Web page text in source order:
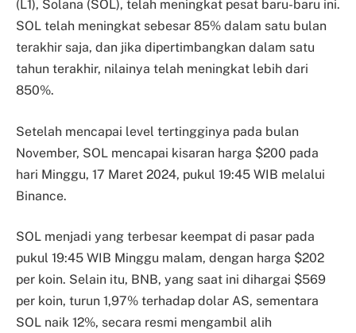
(L1), Solana (SOL), telah meningkat pesat baru-baru ini.
SOL telah meningkat sebesar 85% dalam satu bulan
terakhir saja, dan jika dipertimbangkan dalam satu
tahun terakhir, nilainya telah meningkat lebih dari
850%.
Setelah mencapai level tertingginya pada bulan
November, SOL mencapai kisaran harga $200 pada
hari Minggu, 17 Maret 2024, pukul 19:45 WIB melalui
Binance.
SOL menjadi yang terbesar keempat di pasar pada
pukul 19:45 WIB Minggu malam, dengan harga $202
per koin. Selain itu, BNB, yang saat ini dihargai $569
per koin, turun 1,97% terhadap dolar AS, sementara
SOL naik 12%, secara resmi mengambil alih